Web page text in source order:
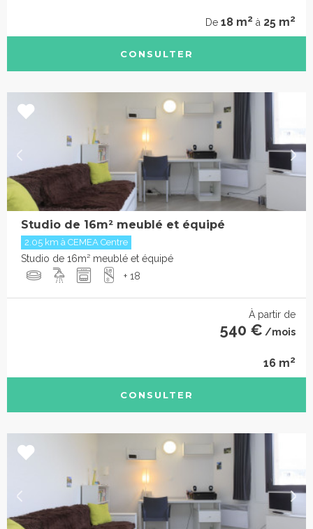
De 18 m2 à 25 m2
CONSULTER
Studio de 16m² meublé et équipé
2.05 km à CEMEA Centre
Studio de 16m² meublé et équipé
+ 18
À partir de
540 € /mois
16 m2
CONSULTER